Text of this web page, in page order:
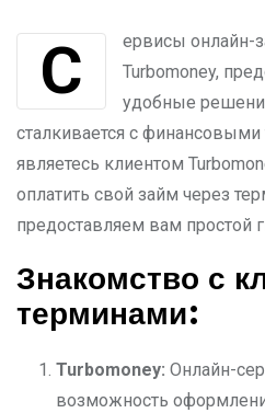
Сервисы онлайн-займов, такие как
Turbomoney,
удобные
сталкивается с
являетесь клиентом
оплатить свой займ через
предоставляем вам простой
Знакомство с
терминами:
Turbomoney: Онлайн-
возможность